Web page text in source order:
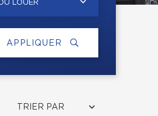
LOUER
APPLIQUER
TRIER PAR